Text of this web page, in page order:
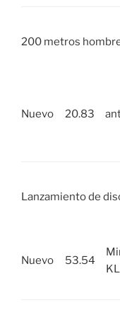
200 metros
Nuevo 20.83
Lanzamiento de
Nuevo 53.54